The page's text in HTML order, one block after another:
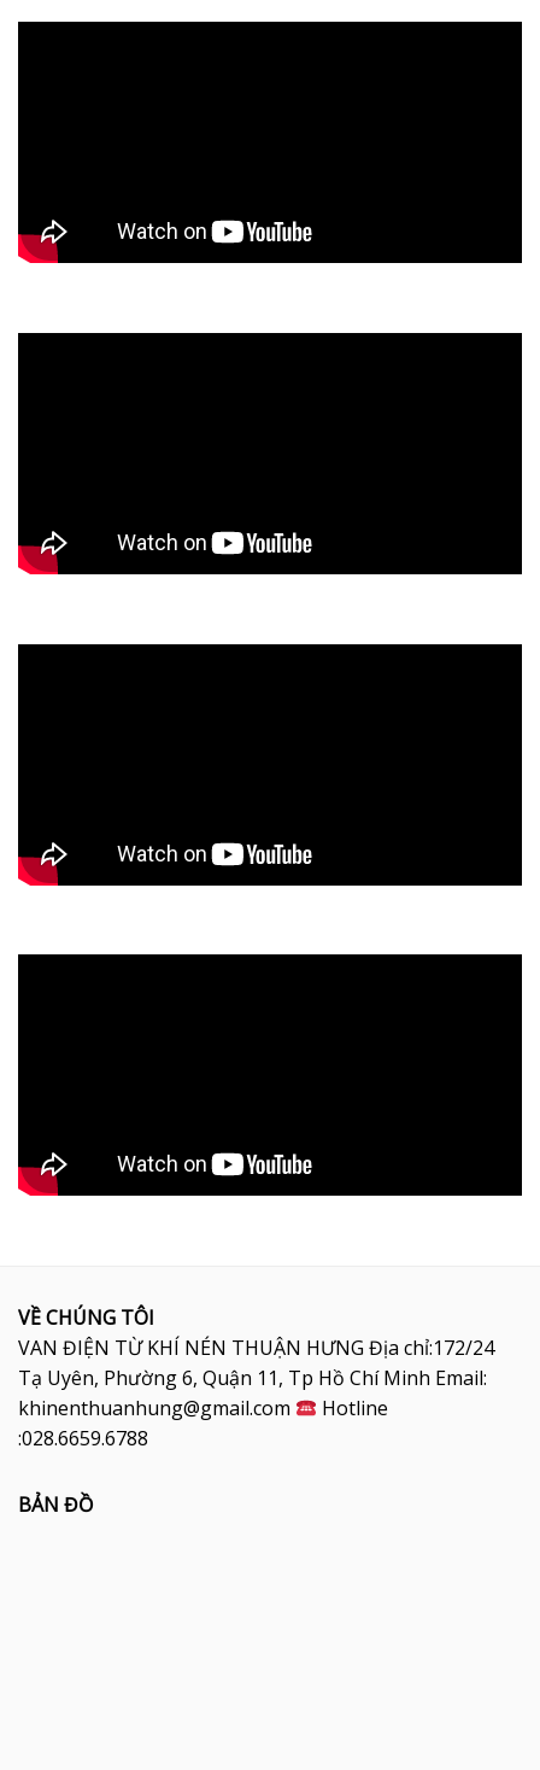
VỀ CHÚNG TÔI
VAN ĐIỆN TỪ KHÍ NÉN THUẬN HƯNG Địa chỉ:172/24
Tạ Uyên, Phường 6, Quận 11, Tp Hồ Chí Minh Email:
khinenthuanhung@gmail.com
Hotline
:028.6659.6788
BẢN ĐỒ